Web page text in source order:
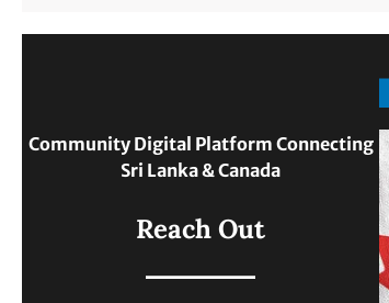
Community Digital Platform Connecting
Sri Lanka & Canada
Reach Out